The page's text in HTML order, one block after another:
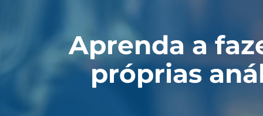
Aprenda a
próprias